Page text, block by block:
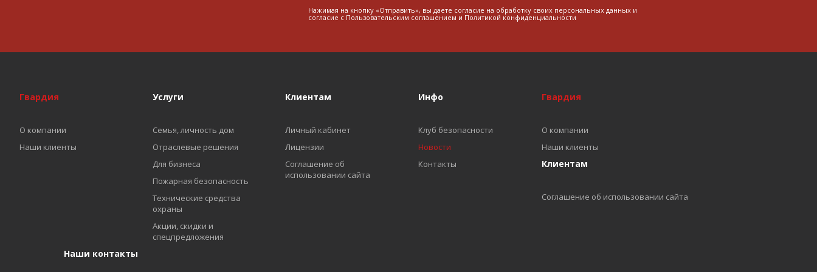
Нажимая на кнопку «Отправить», вы даете согласие на обработку своих персональных данных и
согласие с Пользовательским соглашением и Политикой конфиденциальности
Гвардия
О компании
Наши клиенты
Услуги
Семья, личность дом
Отраслевые решения
Для бизнеса
Пожарная безопасность
Технические средства
охраны
Акции, скидки и
спецпредложения
Клиентам
Личный кабинет
Лицензии
Соглашение об
использовании сайта
Инфо
Клуб безопасности
Новости
Контакты
Гвардия
О компании
Наши клиенты
Клиентам
Соглашение об использовании сайта
Наши контакты